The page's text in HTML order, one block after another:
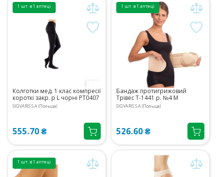
1 шт. в 1 аптеці
Колготки мед. 1 клас компресії
короткі закр. р L чорні PT0407
SIGVARIS S.A (Польща)
555.70 ₴
1 шт. в 1 аптеці
Бандаж протигрижовий
Трівес Т-1441 р. №4 М
SIGVARIS S.A (Польща)
526.60 ₴
1 шт. в 1 аптеці